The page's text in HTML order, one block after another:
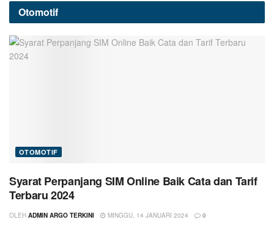
Otomotif
OTOMOTIF
Syarat Perpanjang SIM Online Baik Cata dan Tarif
Terbaru 2024
OLEH ADMIN ARGO TERKINI MINGGU, 14 JANUARI 2024 0